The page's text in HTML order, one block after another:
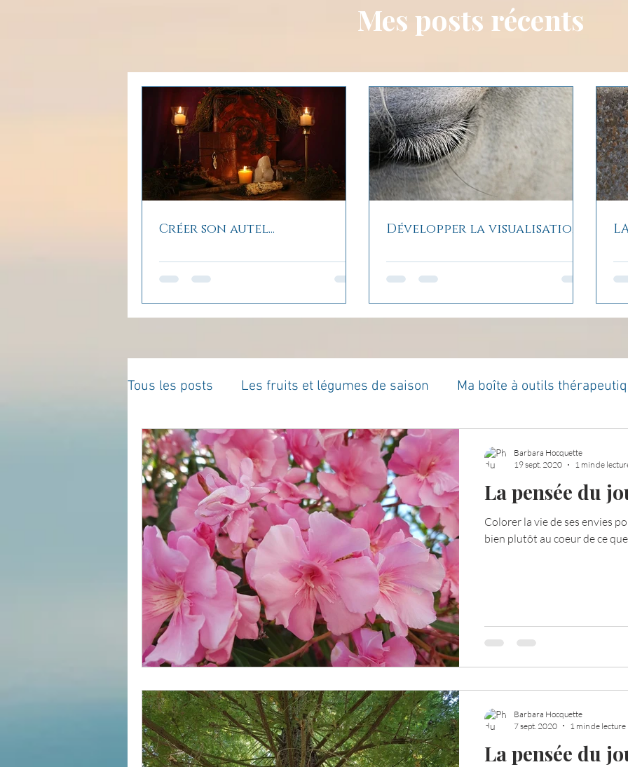
Mes posts récents
Créer son autel... Développer la visualisation
Tous les posts Les fruits et légumes de saison Ma boîte à outils
La parentalité De vous à moi... Rome : voyage
Enseignements Pensées du jour Croyances et idées reçues Mises
Divers estime de soi Votre communauté
Les lois universelles Journal de bord Terestchenko
La pensée du
Colorer la vie de ses envies
bien plutôt au coeur de ce
Barbara Hocquette
19 sept. 2020
1 min de
La pensée du
Barbara Hocquette
7 sept. 2020
1 min de lecture